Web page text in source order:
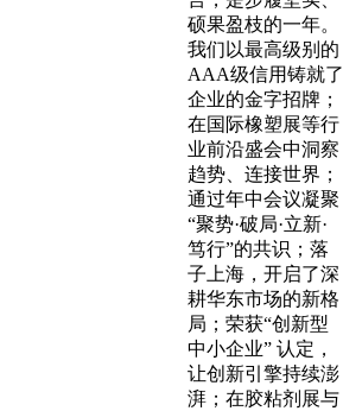
硕果盈枝的一年。
我们以最高级别的
AAA级信用铸就了
企业的金字招牌；
在国际橡塑展等行
业前沿盛会中洞察
趋势、连接世界；
通过年中会议凝聚
“聚势·破局·立新·
笃行”的共识；落
子上海，开启了深
耕华东市场的新格
局；荣获“创新型
中小企业” 认定，
让创新引擎持续澎
湃；在胶粘剂展与